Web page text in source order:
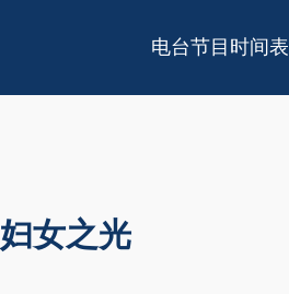
电台节目时间表
妇女之光